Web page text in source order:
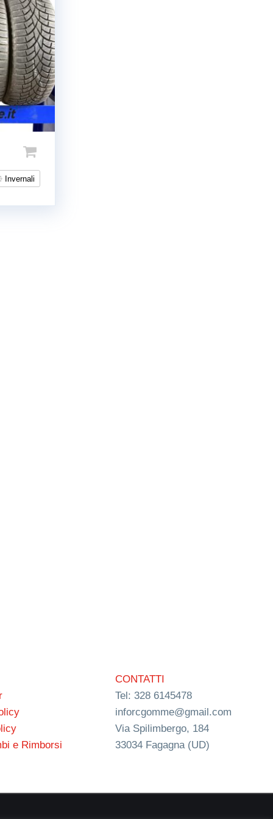
Invernali
e Rimborsi
CONTATTI
Tel: 328 6145478
inforcgomme@gmail.com
Via Spilimbergo, 184
33034 Fagagna (UD)